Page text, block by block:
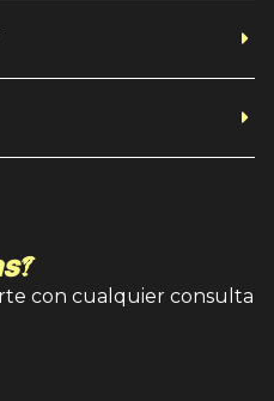
con cualquier consulta